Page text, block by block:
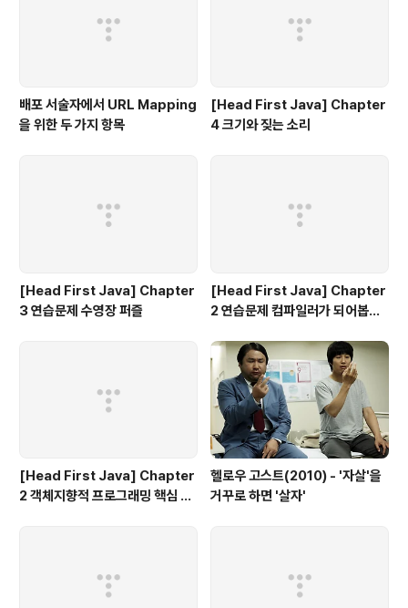
배포 서술자에서 URL Mapping
을 위한 두 가지 항목
[Head First Java] Chapter
4 크기와 짖는 소리
[Head First Java] Chapter
3 연습문제 수영장 퍼즐
[Head First Java] Chapter
2 연습문제 컴파일러가 되어봅시
[Head First Java] Chapter
2 객체지향적 프로그래밍 핵심 정
헬로우 고스트(2010) - '자살'을
거꾸로 하면 '살자'